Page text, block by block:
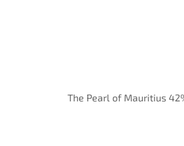
The Pearl of Mauritius